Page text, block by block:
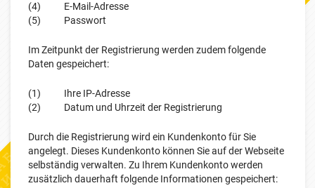
(4) E-Mail-Adresse
(5) Passwort
Im Zeitpunkt der Registrierung werden zudem folgende
Daten gespeichert:
(1) Ihre IP-Adresse
(2) Datum und Uhrzeit der Registrierung
Durch die Registrierung wird ein Kundenkonto für Sie
angelegt. Dieses Kundenkonto können Sie auf der Webseite
selbständig verwalten. Zu Ihrem Kundenkonto werden
zusätzlich dauerhaft folgende Informationen gespeichert: